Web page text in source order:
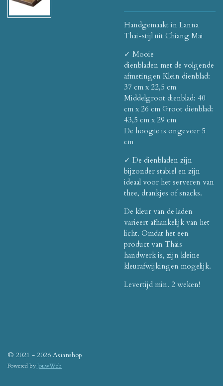
Handgemaakt in Lanna
Thai-stijl uit Chiang Mai
✓ Mooie
dienbladen met de volgende
afmetingen Klein dienblad:
37 cm x 22,5 cm
Middelgroot dienblad: 40
cm x 26 cm Groot dienblad:
43,5 cm x 29 cm
De hoogte is ongeveer 5
cm
✓ De dienbladen zijn
bijzonder stabiel en zijn
ideaal voor het serveren van
thee, drankjes of snacks.
De kleur van de laden
varieert afhankelijk van het
licht. Omdat het een
product van Thais
handwerk is, zijn kleine
kleurafwijkingen mogelijk.
Levertijd min. 2 weken!
© 2021 - 2026 Asianshop
Powered byJouwWeb